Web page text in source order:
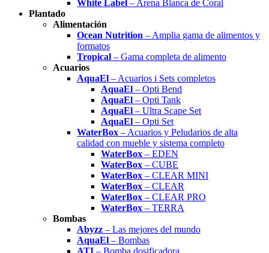
White Label – Arena Blanca de Coral
Plantado
Alimentación
Ocean Nutrition – Amplia gama de alimentos y
formatos
Tropical – Gama completa de alimento
Acuarios
AquaEl – Acuarios i Sets completos
AquaEl – Opti Bend
AquaEl – Opti Tank
AquaEl – Ultra Scape Set
AquaEl – Opti Set
WaterBox – Acuarios y Peludarios de alta
calidad con mueble y sistema completo
WaterBox – EDEN
WaterBox – CUBE
WaterBox – CLEAR MINI
WaterBox – CLEAR
WaterBox – CLEAR PRO
WaterBox – TERRA
Bombas
Abyzz – Las mejores del mundo
AquaEl – Bombas
ATI – Bomba dosificadora